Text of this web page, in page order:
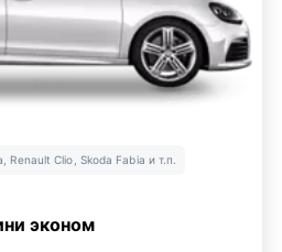
Renault Clio, Skoda Fabia и т.п.
эконом